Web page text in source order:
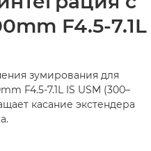
F4.5-7.1L
зумирования для
F4.5-7.1L IS USM (300–
касание экстендера